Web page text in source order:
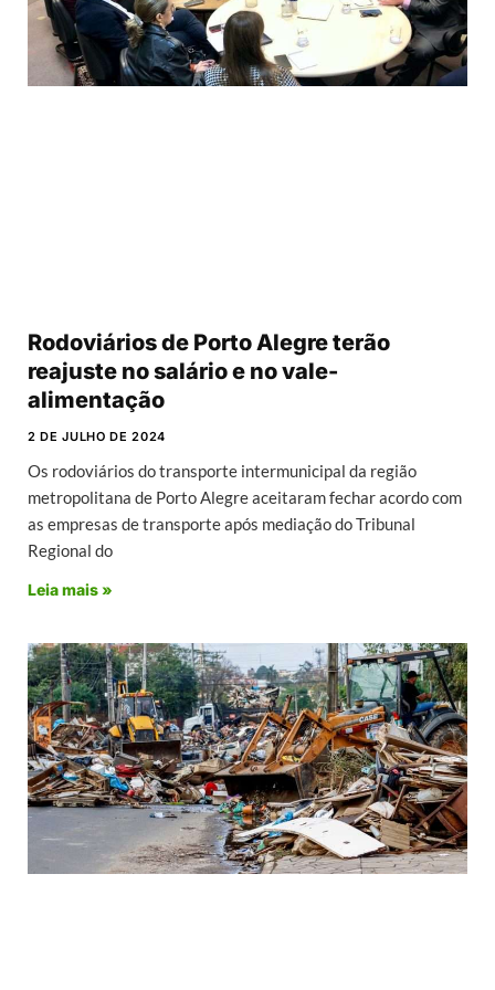
Rodoviários de Porto Alegre terão
reajuste no salário e no vale-
alimentação
2 DE JULHO DE 2024
Os rodoviários do transporte intermunicipal da região
metropolitana de Porto Alegre aceitaram fechar acordo com
as empresas de transporte após mediação do Tribunal
Regional do
Leia mais »